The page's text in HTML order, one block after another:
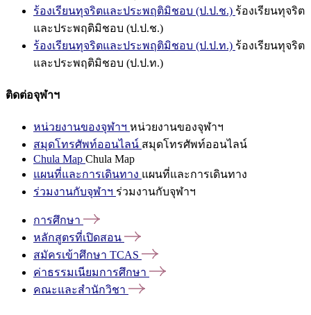
ร้องเรียนทุจริตและประพฤติมิชอบ (ป.ป.ช.) ร้องเรียนทุจริต
และประพฤติมิชอบ (ป.ป.ช.)
ร้องเรียนทุจริตและประพฤติมิชอบ (ป.ป.ท.) ร้องเรียนทุจริต
และประพฤติมิชอบ (ป.ป.ท.)
ติดต่อจุฬาฯ
หน่วยงานของจุฬาฯ หน่วยงานของจุฬาฯ
สมุดโทรศัพท์ออนไลน์ สมุดโทรศัพท์ออนไลน์
Chula Map Chula Map
แผนที่และการเดินทาง แผนที่และการเดินทาง
ร่วมงานกับจุฬาฯ ร่วมงานกับจุฬาฯ
การศึกษา
หลักสูตรที่เปิดสอน
สมัครเข้าศึกษา TCAS
ค่าธรรมเนียมการศึกษา
คณะและสำนักวิชา